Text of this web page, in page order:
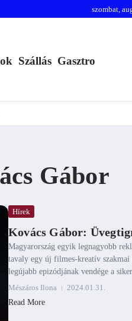
szombat,
Szállás Gasztro
Gábor
Hírek
Kovács Gábor:
Magyarország egyik legnagyobb
tavaly egy új filmes-kreatív szakmai
legújabb epizódjának vendége a
Mészáros Ilona
2024.01.31.
Read More